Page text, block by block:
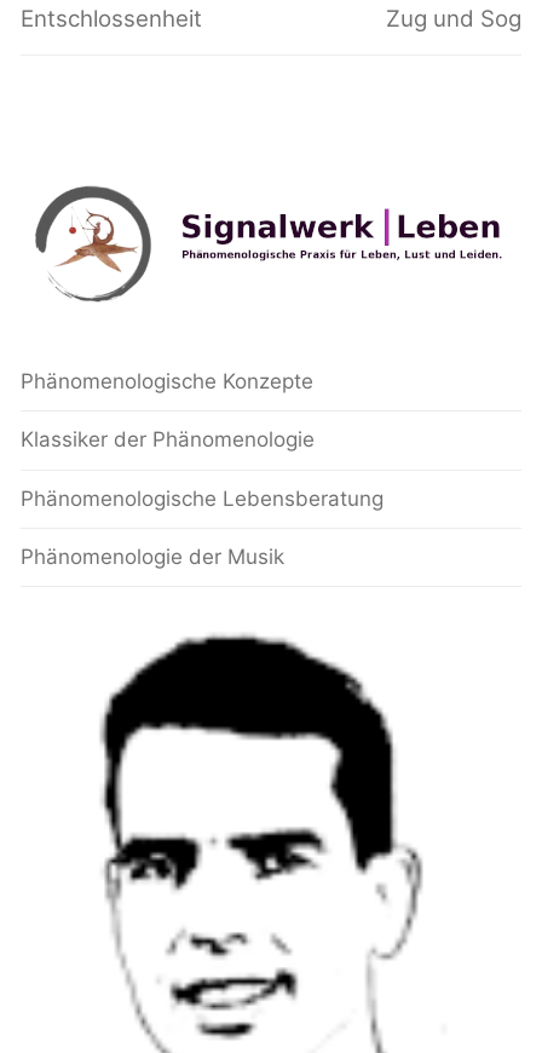
Beitrag:
Entschlossenheit
Zug und Sog
Phänomenologische Konzepte
Klassiker der Phänomenologie
Phänomenologische Lebensberatung
Phänomenologie der Musik